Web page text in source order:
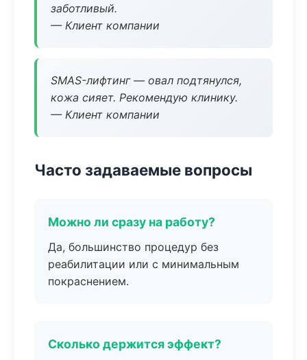
заботливый.
— Клиент компании
SMAS-лифтинг — овал подтянулся,
кожа сияет. Рекомендую клинику.
— Клиент компании
Часто задаваемые вопросы
Можно ли сразу на работу?
Да, большинство процедур без
реабилитации или с минимальным
покраснением.
Сколько держится эффект?